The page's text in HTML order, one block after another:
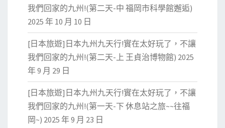
我們回家的九州!(第二天-中 福岡市科學館邂逅)
2025 年 10 月 10 日
[日本旅遊]日本九州九天行!實在太好玩了，不讓
我們回家的九州!(第二天-上 王貞治博物館) 2025
年 9 月 29 日
[日本旅遊]日本九州九天行!實在太好玩了，不讓
我們回家的九州!(第一天-下 休息站之旅~~往福
岡~) 2025 年 9 月 23 日